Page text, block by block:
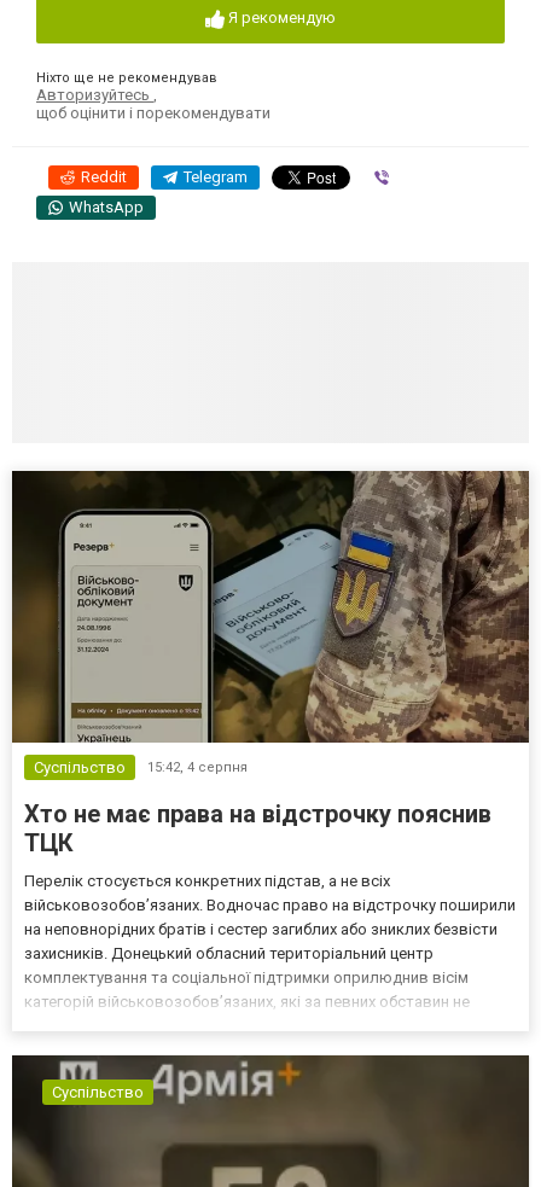
Я рекомендую
Ніхто ще не рекомендував
Авторизуйтесь
щоб оцінити і порекомендувати
Reddit Telegram
WhatsApp
Суспільство 15:42, 4 серпня
Хто не має права на відстрочку пояснив
ТЦК
Перелік стосується конкретних підстав, а не всіх
військовозобов’язаних. Водночас право на відстрочку поширили
на неповнорідних братів і сестер загиблих або зниклих безвісти
захисників. Донецький обласний територіальний центр
комплектування та соціальної підтримки оприлюднив вісім
категорій військовозобов’язаних, які за певних обставин не
Суспільство